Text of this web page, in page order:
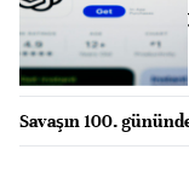
Savaşın 100.